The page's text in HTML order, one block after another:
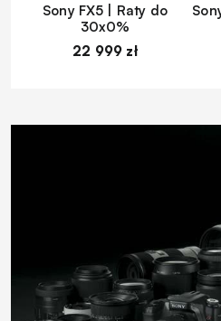
Sony FX5 | Raty do
30x0%
22 999 zł